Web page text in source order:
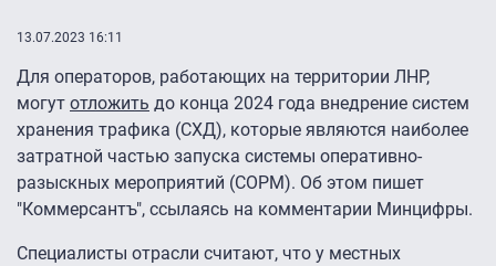
13.07.2023 16:11
Для операторов, работающих на территории ЛНР,
могут отложить до конца 2024 года внедрение систем
хранения трафика (СХД), которые являются наиболее
затратной частью запуска системы оперативно-
разыскных мероприятий (СОРМ). Об этом пишет
"Коммерсантъ", ссылаясь на комментарии Минцифры.
Специалисты отрасли считают, что у местных